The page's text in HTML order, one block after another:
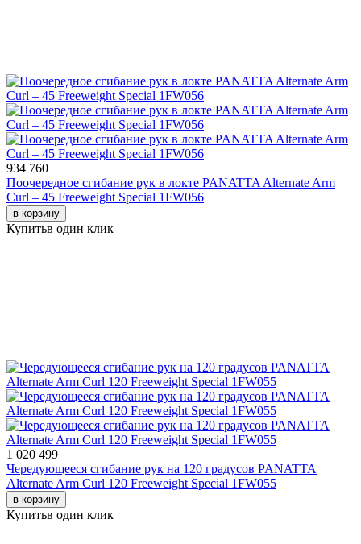
934 760
Поочередное сгибание рук в локте PANATTA Alternate Arm
Curl – 45 Freeweight Special 1FW056
в корзину
Купитьв один клик
1 020 499
Чередующееся сгибание рук на 120 градусов PANATTA
Alternate Arm Curl 120 Freeweight Special 1FW055
в корзину
Купитьв один клик